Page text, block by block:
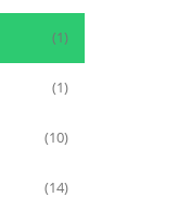
(1)
(1)
(10)
(14)